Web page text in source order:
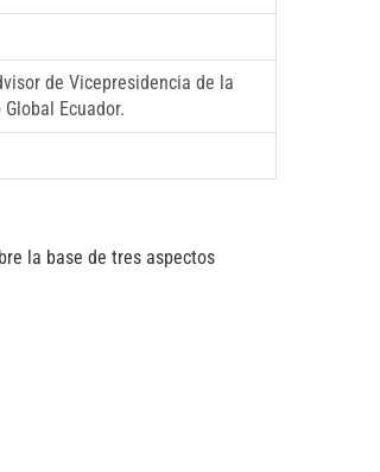
de Vicepresidencia de la
Ecuador.
la base de tres aspectos